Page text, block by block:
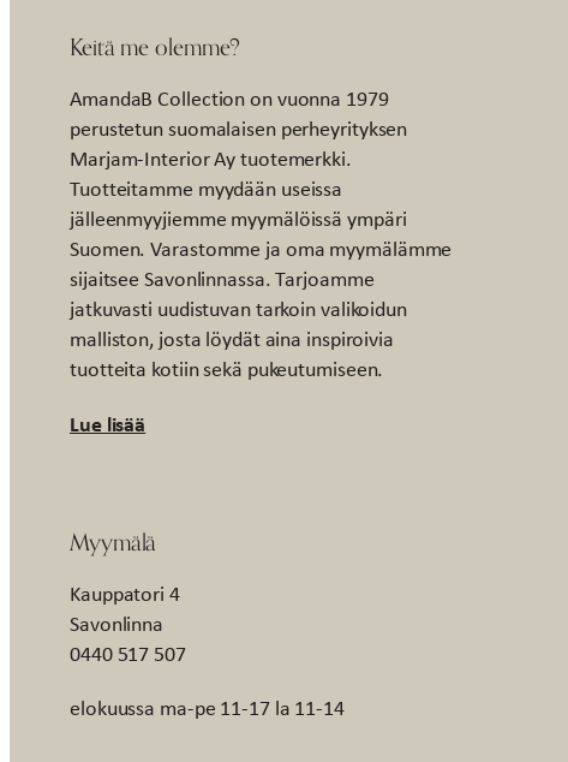
Keitä me olemme?
AmandaB Collection on vuonna 1979
perustetun suomalaisen perheyrityksen
Marjam-Interior Ay tuotemerkki.
Tuotteitamme myydään useissa
jälleenmyyjiemme myymälöissä ympäri
Suomen. Varastomme ja oma myymälämme
sijaitsee Savonlinnassa. Tarjoamme
jatkuvasti uudistuvan tarkoin valikoidun
malliston, josta löydät aina inspiroivia
tuotteita kotiin sekä pukeutumiseen.
Lue lisää
Myymälä
Kauppatori 4
Savonlinna
0440 517 507
elokuussa ma-pe 11-17 la 11-14